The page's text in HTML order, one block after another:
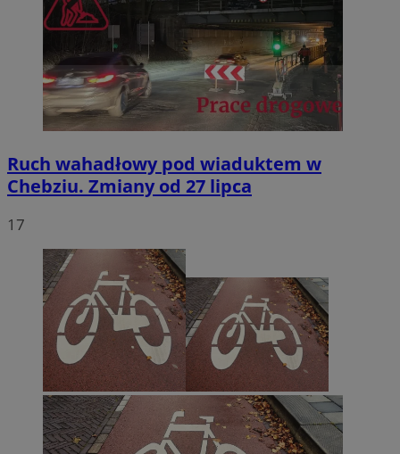
Ruch wahadłowy pod wiaduktem w
Chebziu. Zmiany od 27 lipca
17